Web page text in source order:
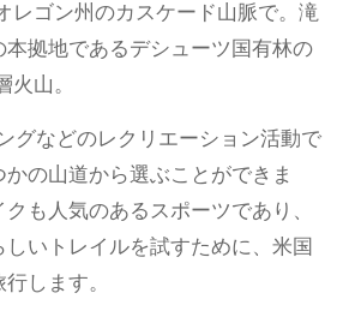
レゴン州のカスケード山脈で。滝
本拠地であるデシューツ国有林の
山。
グなどのレクリエーション活動で
の山道から選ぶことができま
も人気のあるスポーツであり、
しいトレイルを試すために、米国
します。